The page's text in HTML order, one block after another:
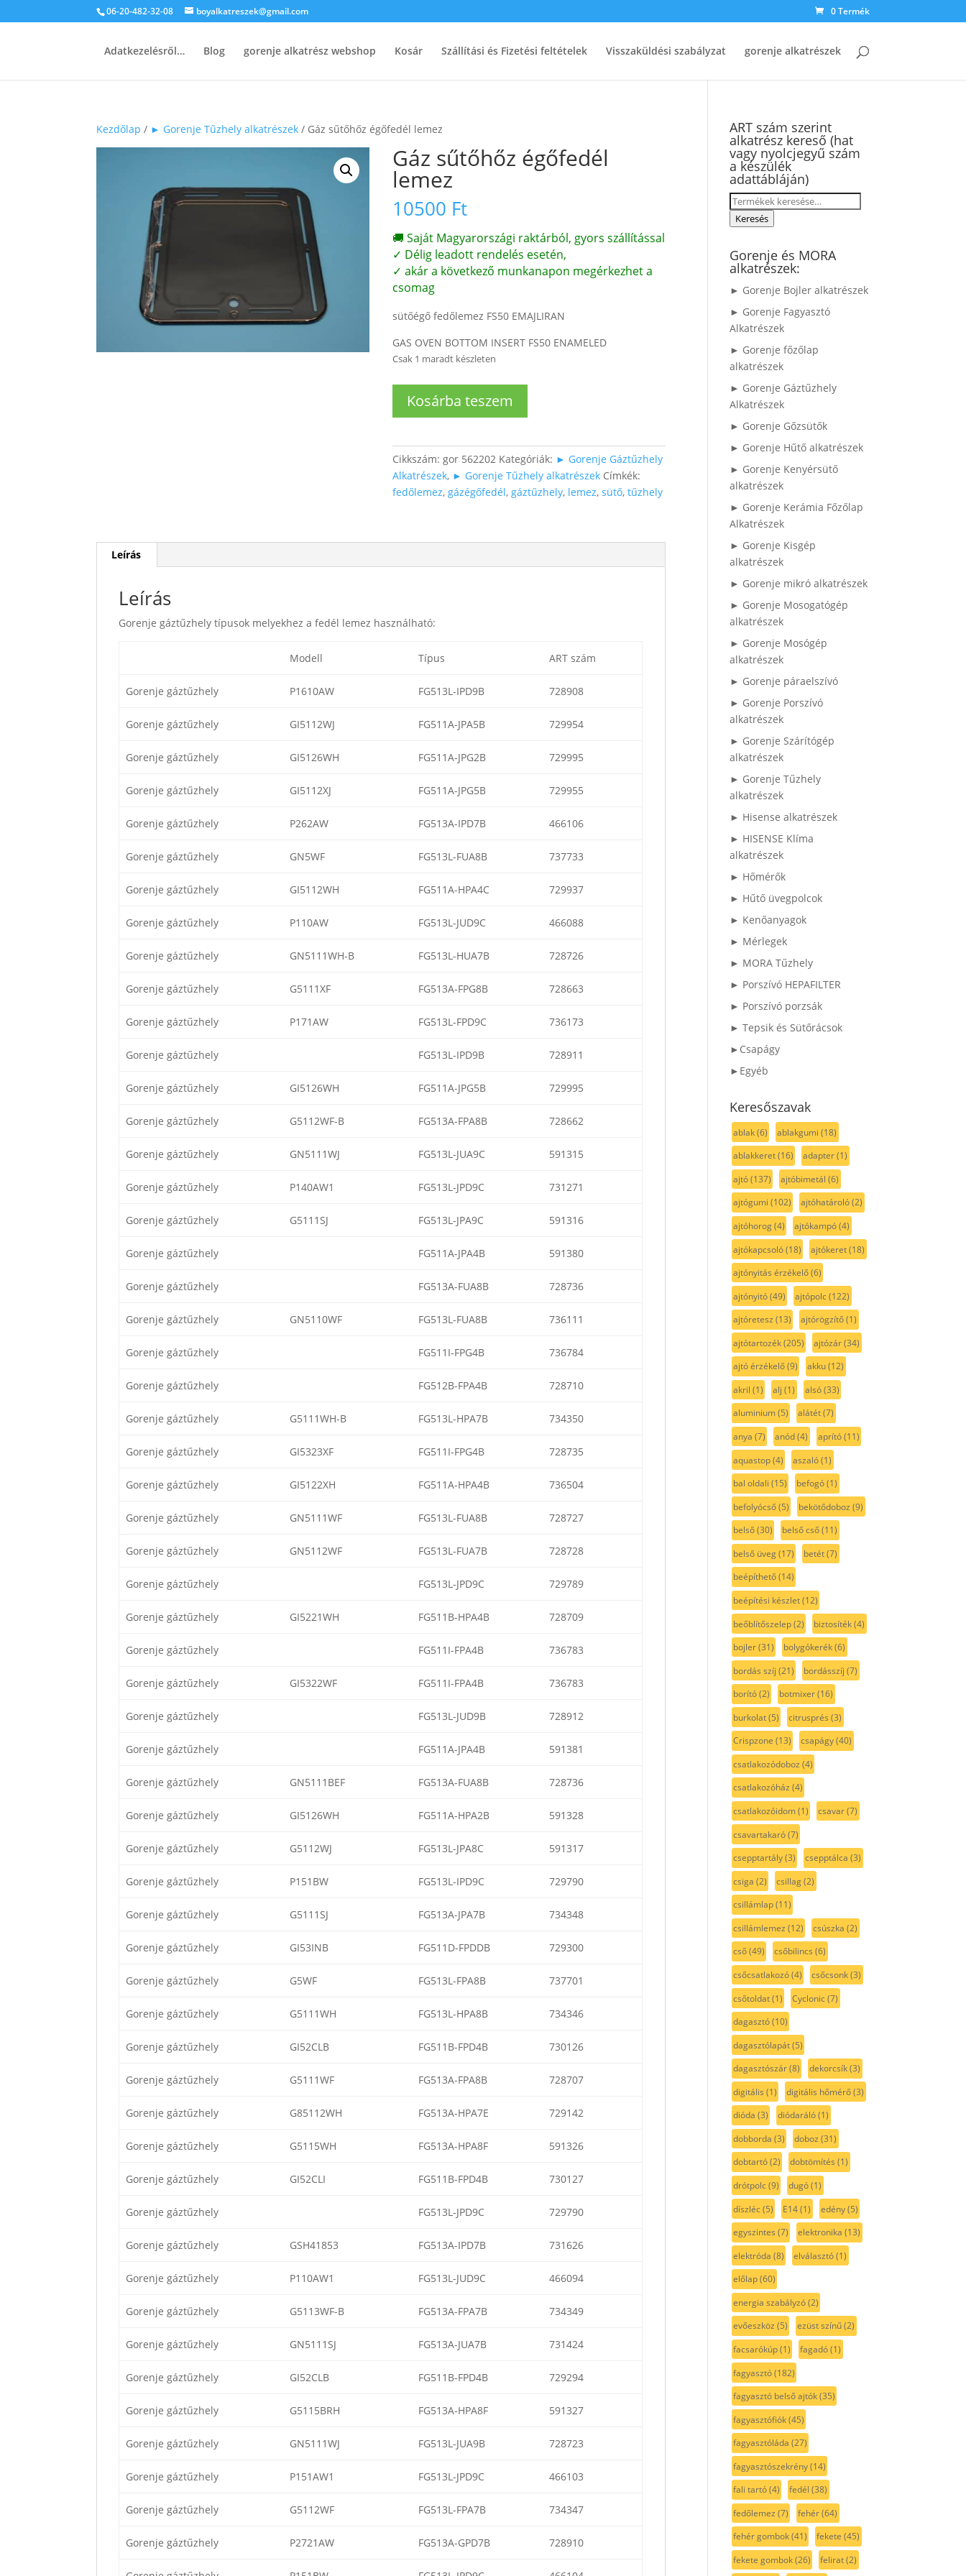
06-20-482-32-08 boyalkatreszek@gmail.com 0 Termék
Adatkezelésről… Blog gorenje alkatrész webshop Kosár Szállítási és Fizetési feltételek Visszaküldési szabályzat gorenje alkatrészek
Kezdőlap / ► Gorenje Tűzhely alkatrészek / Gáz sűtőhőz égőfedél lemez
Gáz sűtőhőz égőfedél
lemez
10500 Ft
🚚 Saját Magyarországi raktárból, gyors szállítással
✓ Délig leadott rendelés esetén,
✓ akár a következő munkanapon megérkezhet a
csomag
sütőégő fedőlemez FS50 EMAJLIRAN
GAS OVEN BOTTOM INSERT FS50 ENAMELED
Csak 1 maradt készleten
sűtőhőz
mennyiség
Kosárba teszem
Cikkszám:gor 562202 Kategóriák: ► Gorenje Gáztűzhely
Alkatrészek, ► Gorenje Tűzhely alkatrészek Címkék:
fedőlemez,gázégőfedél,gáztűzhely, lemez,sütő,tűzhely
Leírás
Leírás
Gorenje gáztűzhely típusok melyekhez a fedél lemez használható:
Modell Típus ART szám
Gorenje gáztűzhely P1610AW FG513L-IPD9B 728908
Gorenje gáztűzhely GI5112WJ FG511A-JPA5B 729954
Gorenje gáztűzhely GI5126WH FG511A-JPG2B 729995
Gorenje gáztűzhely GI5112XJ FG511A-JPG5B 729955
Gorenje gáztűzhely P262AW FG513A-IPD7B 466106
Gorenje gáztűzhely GN5WF FG513L-FUA8B 737733
Gorenje gáztűzhely GI5112WH FG511A-HPA4C 729937
Gorenje gáztűzhely P110AW FG513L-JUD9C 466088
Gorenje gáztűzhely GN5111WH-B FG513L-HUA7B 728726
Gorenje gáztűzhely G5111XF FG513A-FPG8B 728663
Gorenje gáztűzhely P171AW FG513L-FPD9C 736173
Gorenje gáztűzhely FG513L-IPD9B 728911
Gorenje gáztűzhely GI5126WH FG511A-JPG5B 729995
Gorenje gáztűzhely G5112WF-B FG513A-FPA8B 728662
Gorenje gáztűzhely GN5111WJ FG513L-JUA9C 591315
Gorenje gáztűzhely P140AW1 FG513L-JPD9C 731271
Gorenje gáztűzhely G5111SJ FG513L-JPA9C 591316
Gorenje gáztűzhely FG511A-JPA4B 591380
Gorenje gáztűzhely FG513A-FUA8B 728736
Gorenje gáztűzhely GN5110WF FG513L-FUA8B 736111
Gorenje gáztűzhely FG511I-FPG4B 736784
Gorenje gáztűzhely FG512B-FPA4B 728710
Gorenje gáztűzhely G5111WH-B FG513L-HPA7B 734350
Gorenje gáztűzhely GI5323XF FG511I-FPG4B 728735
Gorenje gáztűzhely GI5122XH FG511A-HPA4B 736504
Gorenje gáztűzhely GN5111WF FG513L-FUA8B 728727
Gorenje gáztűzhely GN5112WF FG513L-FUA7B 728728
Gorenje gáztűzhely FG513L-JPD9C 729789
Gorenje gáztűzhely GI5221WH FG511B-HPA4B 728709
Gorenje gáztűzhely FG511I-FPA4B 736783
Gorenje gáztűzhely GI5322WF FG511I-FPA4B 736783
Gorenje gáztűzhely FG513L-JUD9B 728912
Gorenje gáztűzhely FG511A-JPA4B 591381
Gorenje gáztűzhely GN5111BEF FG513A-FUA8B 728736
Gorenje gáztűzhely GI5126WH FG511A-HPA2B 591328
Gorenje gáztűzhely G5112WJ FG513L-JPA8C 591317
Gorenje gáztűzhely P151BW FG513L-IPD9C 729790
Gorenje gáztűzhely G5111SJ FG513A-JPA7B 734348
Gorenje gáztűzhely GI53INB FG511D-FPDDB 729300
Gorenje gáztűzhely G5WF FG513L-FPA8B 737701
Gorenje gáztűzhely G5111WH FG513L-HPA8B 734346
Gorenje gáztűzhely GI52CLB FG511B-FPD4B 730126
Gorenje gáztűzhely G5111WF FG513A-FPA8B 728707
Gorenje gáztűzhely G85112WH FG513A-HPA7E 729142
Gorenje gáztűzhely G5115WH FG513A-HPA8F 591326
Gorenje gáztűzhely GI52CLI FG511B-FPD4B 730127
Gorenje gáztűzhely FG513L-JPD9C 729790
Gorenje gáztűzhely GSH41853 FG513A-IPD7B 731626
Gorenje gáztűzhely P110AW1 FG513L-JUD9C 466094
Gorenje gáztűzhely G5113WF-B FG513A-FPA7B 734349
Gorenje gáztűzhely GN5111SJ FG513A-JUA7B 731424
Gorenje gáztűzhely GI52CLB FG511B-FPD4B 729294
Gorenje gáztűzhely G5115BRH FG513A-HPA8F 591327
Gorenje gáztűzhely GN5111WJ FG513L-JUA9B 728723
Gorenje gáztűzhely P151AW1 FG513L-JPD9C 466103
Gorenje gáztűzhely G5112WF FG513L-FPA7B 734347
Gorenje gáztűzhely P2721AW FG513A-GPD7B 728910
ART szám szerint
alkatrész kereső (hat
vagy nyolcjegyű szám
a készülék
adattábláján)
Keresés
a Keresés
Gorenje és MORA
alkatrészek:
► Gorenje Bojler alkatrészek
► Gorenje Fagyasztó
Alkatrészek
► Gorenje főzőlap
alkatrészek
► Gorenje Gáztűzhely
Alkatrészek
► Gorenje Gőzsütők
► Gorenje Hűtő alkatrészek
► Gorenje Kenyérsütő
alkatrészek
► Gorenje Kerámia Főzőlap
Alkatrészek
► Gorenje Kisgép
alkatrészek
► Gorenje mikró alkatrészek
► Gorenje Mosogatógép
alkatrészek
► Gorenje Mosógép
alkatrészek
► Gorenje páraelszívó
► Gorenje Porszívó
alkatrészek
► Gorenje Szárítógép
alkatrészek
► Gorenje Tűzhely
alkatrészek
► Hisense alkatrészek
► HISENSE Klíma
alkatrészek
► Hőmérők
► Hűtő üvegpolcok
► Kenőanyagok
► Mérlegek
► MORA Tűzhely
► Porszívó HEPAFILTER
► Porszívó porzsák
► Tepsik és Sütőrácsok
►Csapágy
►Egyéb
Keresőszavak
ablak(6) ablakgumi (18)
ablakkeret(16) adapter(1)
ajtó(137) ajtóbimetál (6)
ajtógumi (102) ajtóhatároló(2)
ajtóhorog(4) ajtókampó(4)
ajtókapcsoló(18) ajtókeret(18)
ajtónyitás érzékelő(6)
ajtónyitó(49) ajtópolc(122)
ajtóretesz (13) ajtórögzítő(1)
ajtótartozék(205) ajtózár(34)
ajtó érzékelő(9) akku(12)
akril (1) alj (1) alsó(33)
aluminium(5) alátét(7)
anya (7) anód(4) aprító(11)
aquastop(4) aszaló(1)
bal oldali (15) befogó(1)
befolyócső(5) bekötődoboz (9)
belső(30) belső cső(11)
belső üveg(17) betét(7)
beépíthető(14)
beépítési készlet(12)
beőblítőszelep(2) biztosíték(4)
bojler(31) bolygókerék(6)
bordás szíj (21) bordásszíj (7)
borító(2) botmixer(16)
burkolat(5) citrusprés (3)
Crispzone (13) csapágy(40)
csatlakozódoboz (4)
csatlakozóház (4)
csatlakozóidom(1) csavar(7)
csavartakaró(7)
csepptartály(3) csepptálca (3)
csiga (2) csillag(2)
csillámlap(11)
csillámlemez (12) csúszka (2)
cső(49) csőbilincs (6)
csőcsatlakozó(4) csőcsonk(3)
csőtoldat(1) Cyclonic(7)
dagasztó(10)
dagasztólapát(5)
dagasztószár(8) dekorcsík(3)
digitális (1) digitális hőmérő(3)
dióda (3) diódaráló(1)
dobborda (3) doboz (31)
dobtartó(2) dobtömítés (1)
drótpolc(9) dugó(1)
díszléc(5) E14(1) edény(5)
egyszintes (7) elektronika (13)
elektróda (8) elválasztó(1)
előlap(60)
energia szabályzó(2)
evőeszköz (5) ezüst színű(2)
facsarókúp(1) fagadó(1)
fagyasztó(182)
fagyasztó belső ajtók(35)
fagyasztófiók(45)
fagyasztóláda (27)
fagyasztószekrény(14)
fali tartó(4) fedél (38)
fedőlemez (7) fehér(64)
fehér gombok(41) fekete (45)
fekete gombok(26) felirat(2)